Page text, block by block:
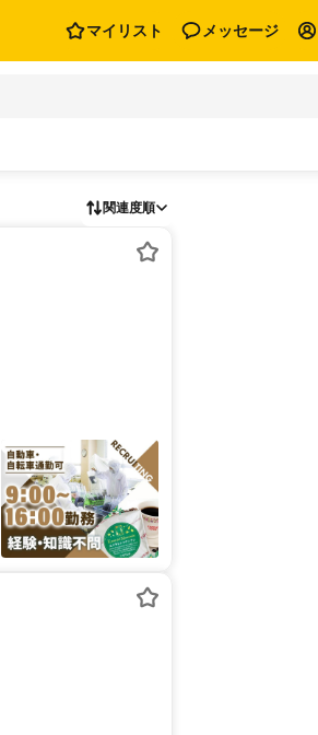
マイリスト メッセージ
関連度順